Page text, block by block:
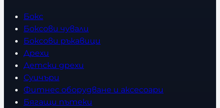
Бокс
Боксови чували
Боксови ръкавици
Дрехи
Детски дрехи
Суичъри
Фитнес оборудване и аксесоари
Бягащи пътеки